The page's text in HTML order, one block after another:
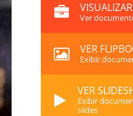
Ver
VER
Exibir
VER
Exibir
slides